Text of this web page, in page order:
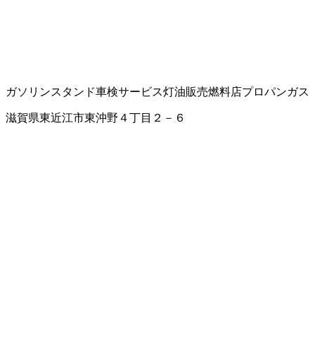
ガソリンスタンド車検サービス灯油販売燃料店プロパンガス
滋賀県東近江市東沖野４丁目２－６